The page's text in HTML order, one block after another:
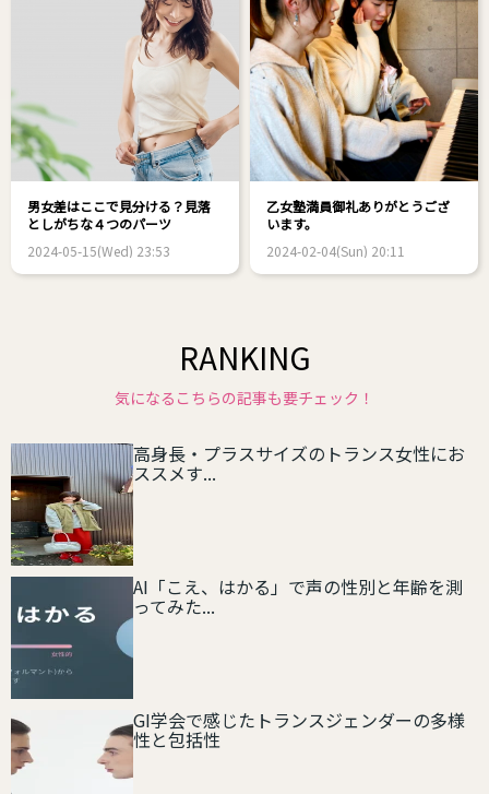
男女差はここで見分ける？見落
としがちな４つのパーツ
2024-05-15(Wed) 23:53
乙女塾満員御礼ありがとうござ
います。
2024-02-04(Sun) 20:11
RANKING
気になるこちらの記事も要チェック！
高身長・プラスサイズのトランス女性にお
ススメす...
AI「こえ、はかる」で声の性別と年齢を測
ってみた...
GI学会で感じたトランスジェンダーの多様
性と包括性